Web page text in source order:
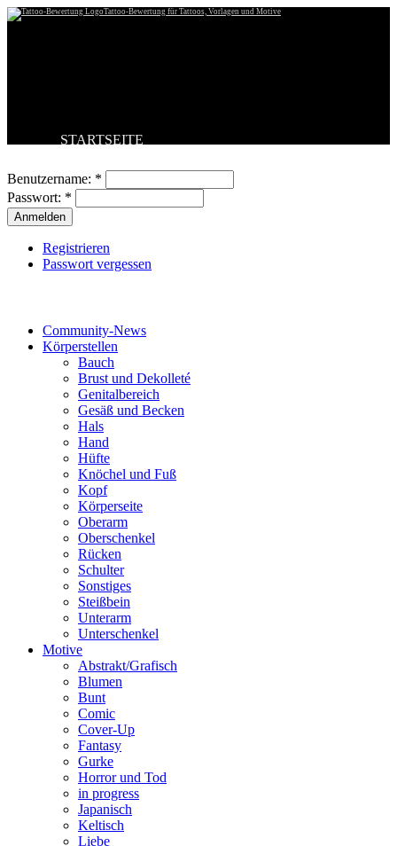
Tattoo-Bewertung für Tattoos, Vorlagen und Motive
STARTSEITE
BESTE TATTOOS
NEUESTE TATTOOS
KOMMENTARE
FORUM
Benutzername: *
Passwort: *
Registrieren
Passwort vergessen
Community-News
Körperstellen
Bauch
Brust und Dekolleté
Genitalbereich
Gesäß und Becken
Hals
Hand
Hüfte
Knöchel und Fuß
Kopf
Körperseite
Oberarm
Oberschenkel
Rücken
Schulter
Sonstiges
Steißbein
Unterarm
Unterschenkel
Motive
Abstrakt/Grafisch
Blumen
Bunt
Comic
Cover-Up
Fantasy
Gurke
Horror und Tod
in progress
Japanisch
Keltisch
Liebe